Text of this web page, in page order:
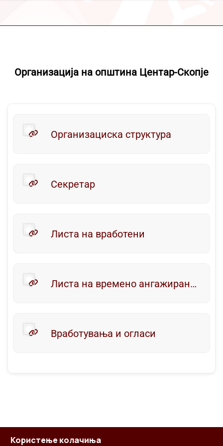
Организација на општина Центар-Скопје
Организациска структура
Секретар
Листа на вработени
Листа на времено ангажирани лица
Вработувања и огласи
Користење колачиња